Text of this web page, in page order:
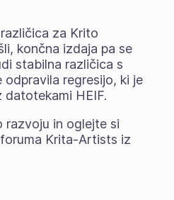
za Krito
končna izdaja pa se
stabilna različica s
odpravila regresijo, ki je
HEIF.
razvoju in oglejte si
Krita-Artists iz